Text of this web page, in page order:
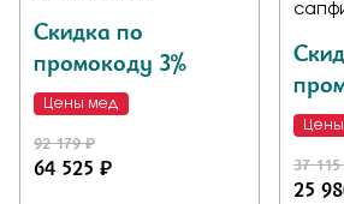
Скидка по
промокоду 3%
Цены мед
92 179 ₽
64 525 ₽ 37
25